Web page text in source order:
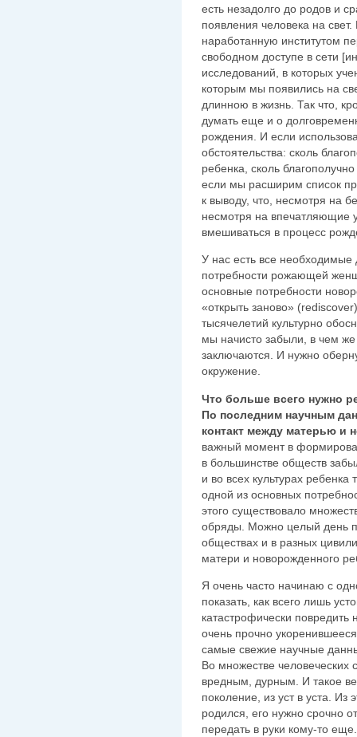
есть незадолго до родов и
появления человека на
наработанную институтом
свободном доступе в сети
исследований, в которых
которым мы появились на
длинною в жизнь. Так что,
думать еще и о
рождения. И если
обстоятельства: сколь
ребенка, сколь
если мы расширим список
к выводу, что, несмотря на
несмотря на впечатляющие
вмешиваться в процесс
У нас есть все
потребности рожающей
основные потребности
«открыть заново»
тысячелетий культурно
мы начисто забыли, в чем
заключаются. И нужно
окружение.
Что больше всего нужно
По последним научным
контакт между матерью и
важный момент в
в большинстве обществ
и во всех культурах
одной из основных
этого существовало
обряды. Можно целый день
обществах и в разных
матери и новорожденного
Я очень часто начинаю с
показать, как всего лишь
катастрофически
очень прочно
самые свежие научные
Во множестве человеческих
вредным, дурным. И такое
поколение, из уст в уста. Из
родился, его нужно срочно
передать в руки кому-то